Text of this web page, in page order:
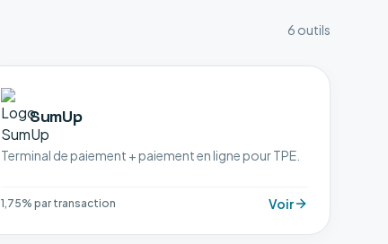
6 outils
SumUp
Terminal de paiement + paiement en ligne pour TPE.
1,75% par transaction Voir